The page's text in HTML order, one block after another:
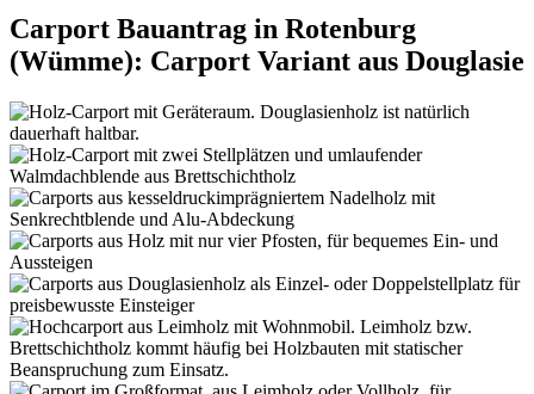
Carport Bauantrag in Rotenburg
(Wümme): Carport Variant aus Douglasie